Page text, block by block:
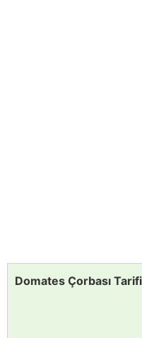
Domates Çorbası Tarifi